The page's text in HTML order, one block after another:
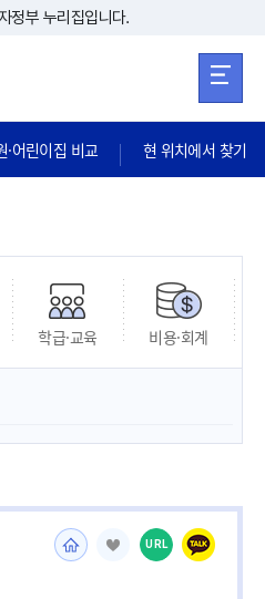
바로가기
정부 누리집입니다.
·어린이집 비교 현 위치에서 찾기
학급·교육 비용·회계
URL